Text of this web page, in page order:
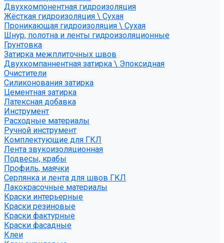
Двухкомпонентная гидроизоляция
Жёсткая гидроизоляция \ Сухая
Проникающая гидроизоляция \ Сухая
Шнур, полотна и ленты гидроизоляционные
Грунтовка
Затирка межплиточных швов
Двухкомпаннентная затирка \ Эпоксидная
Очистители
Силиконования затирка
Цементная затирка
Латексная добавка
Инструмент
Расходные материалы
Ручной инструмент
Комплектующие для ГКЛ
Лента звукоизоляционная
Подвесы, крабы
Профиль, маячки
Серпянка и лента для швов ГКЛ
Лакокрасочные материалы
Краски интерьерные
Краски резиновые
Краски фактурные
Краски фасадные
Клеи